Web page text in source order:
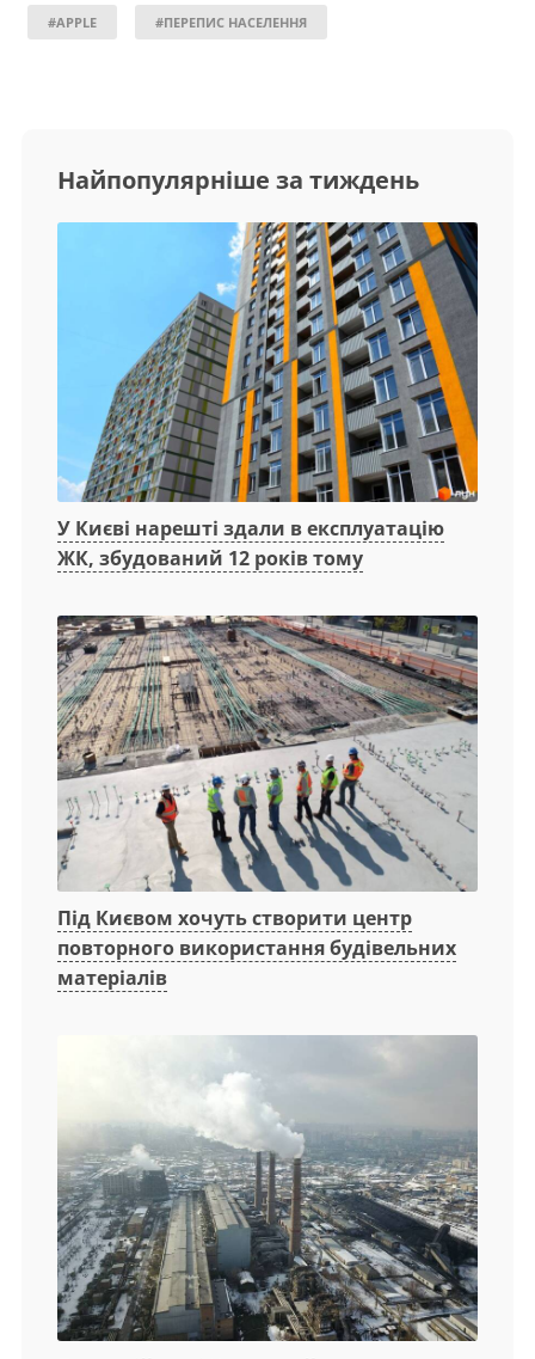
#APPLE #ПЕРЕПИС НАСЕЛЕННЯ
Найпопулярніше за тиждень
У Києві нарешті здали в експлуатацію
ЖК, збудований 12 років тому
Під Києвом хочуть створити центр
повторного використання будівельних
матеріалів